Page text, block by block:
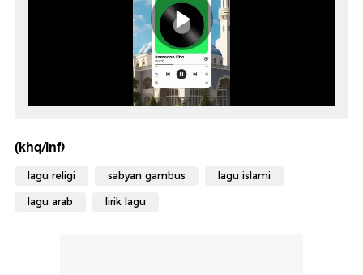
(khq/inf)
lagu religi sabyan gambus lagu islami
lagu arab lirik lagu